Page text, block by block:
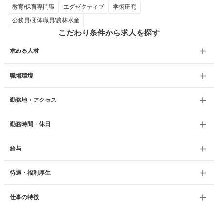
教育/保育専門職
エグゼクティブ
学術研究
公務員/団体職員/農林水産
こだわり条件から求人を探す
求める人材
職場環境
勤務地・アクセス
勤務時間・休日
給与
待遇・福利厚生
仕事の特徴